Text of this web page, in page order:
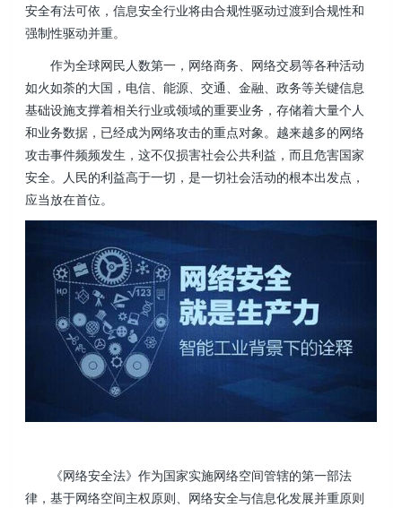
安全有法可依，信息安全行业将由合规性驱动过渡到合规性和
强制性驱动并重。
作为全球网民人数第一，网络商务、网络交易等各种活动
如火如荼的大国，电信、能源、交通、金融、政务等关键信息
基础设施支撑着相关行业或领域的重要业务，存储着大量个人
和业务数据，已经成为网络攻击的重点对象。越来越多的网络
攻击事件频频发生，这不仅损害社会公共利益，而且危害国家
安全。人民的利益高于一切，是一切社会活动的根本出发点，
应当放在首位。
《网络安全法》作为国家实施网络空间管辖的第一部法
律，基于网络空间主权原则、网络安全与信息化发展并重原则